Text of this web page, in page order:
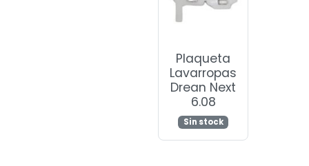
Plaqueta
Lavarropas
Drean Next
6.08
Sin stock